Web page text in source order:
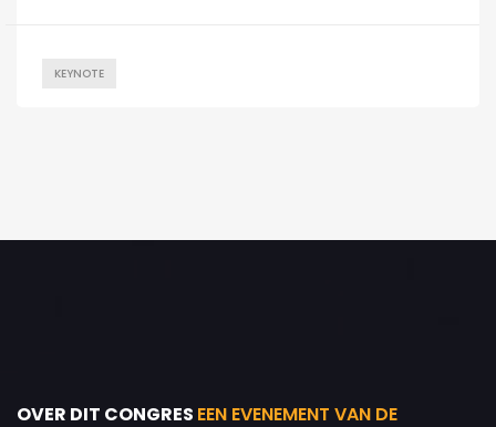
KEYNOTE
OVER DIT CONGRES EEN EVENEMENT VAN DE